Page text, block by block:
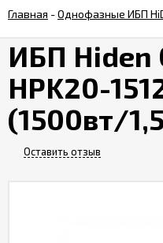
Оплата
Монтаж
Главная -Однофазные ИБП
ИБП Hiden
HPK20-
(1500вт/
Оставить отзыв